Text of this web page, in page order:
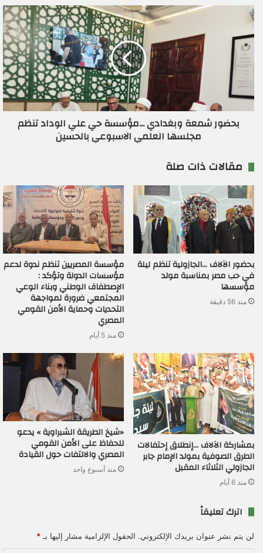
بحضور شمعة وبغدادي ...مؤسسة حي علي الوداد تنظم
مجلسها العلمي الاسبوعي بالحسين
مقالات ذات صلة
بحضور الآلاف …الجازولية تنظم ليلة
في حب مصر بمناسبة مولد
مؤسسها
منذ 56 دقيقة
مؤسسة المصريين تنظم ندوة لدعم
مؤسسات الدولة وتؤكد :
الإصطفاف الوطني وبناء الوعي
المجتمعي ضرورة لمواجهة
التحديات وحماية الأمن القومي
المصري
منذ 5 أيام
بمشاركة الآلاف …إنطلاق إحتفالات
الطرق الصوفية بمولد الإمام جابر
الجازولي الثلاثاء المقبل
منذ 6 أيام
«شيخ الطريقة الشبراوية » يدعو
للحفاظ على الأمن القومي
المصري والالتفات حول القيادة
منذ أسبوع واحد
اترك تعليقاً
لن يتم نشر عنوان بريدك الإلكتروني. الحقول الإلزامية مشار إليها بـ *